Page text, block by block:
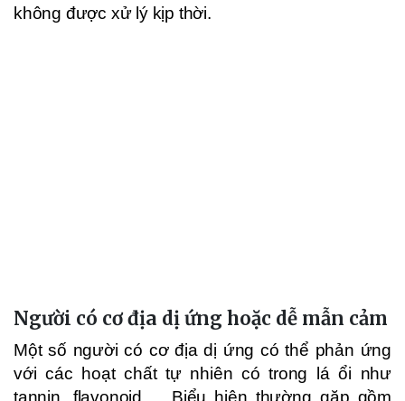
không được xử lý kịp thời.
Người có cơ địa dị ứng hoặc dễ mẫn cảm
Một số người có cơ địa dị ứng có thể phản ứng
với các hoạt chất tự nhiên có trong lá ổi như
tannin, flavonoid,… Biểu hiện thường gặp gồm